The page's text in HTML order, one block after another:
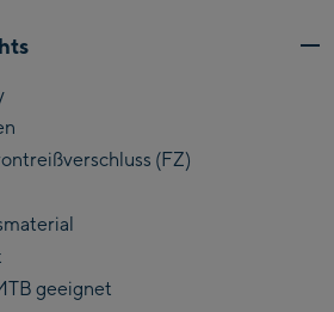
Link.
(FZ)
geeignet